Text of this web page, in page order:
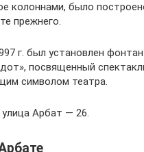
колоннами, было
прежнего.
г. был установлен фонтан
посвященный
символом театра.
Арбат — 26.